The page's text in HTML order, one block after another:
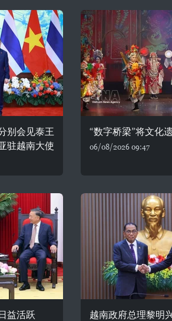
别会见泰王
驻越南大使
“数字桥梁”将文化
06/08/2026 09:47
益活跃
越南政府总理黎明